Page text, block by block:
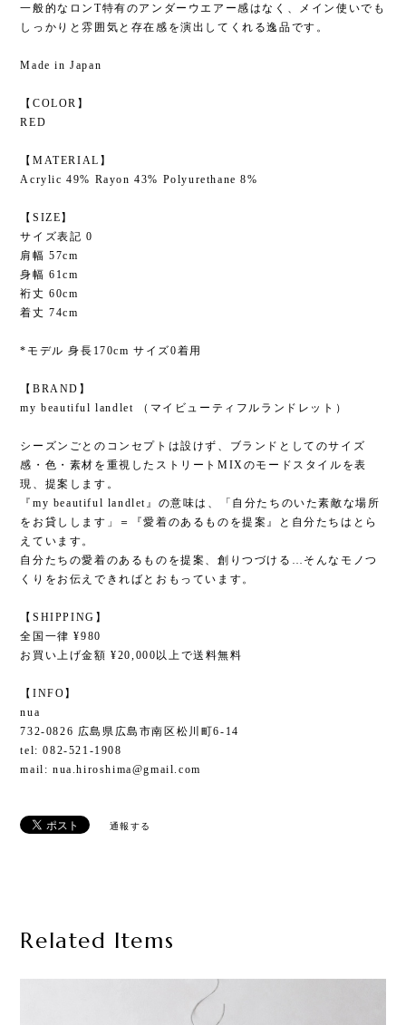
一般的なロンT特有のアンダーウエアー感はなく、メイン使いでも
しっかりと雰囲気と存在感を演出してくれる逸品です。
Made in Japan
【COLOR】
RED
【MATERIAL】
Acrylic 49% Rayon 43% Polyurethane 8%
【SIZE】
サイズ表記 0
肩幅 57cm
身幅 61cm
裄丈 60cm
着丈 74cm
*モデル 身長170cm サイズ0着用
【BRAND】
my beautiful landlet （マイビューティフルランドレット）
シーズンごとのコンセプトは設けず、ブランドとしてのサイズ
感・色・素材を重視したストリートMIXのモードスタイルを表
現、提案します。
『my beautiful landlet』の意味は、「自分たちのいた素敵な場所
をお貸しします」＝『愛着のあるものを提案』と自分たちはとら
えています。
自分たちの愛着のあるものを提案、創りつづける…そんなモノつ
くりをお伝えできればとおもっています。
【SHIPPING】
全国一律 ¥980
お買い上げ金額 ¥20,000以上で送料無料
【INFO】
nua
732-0826 広島県広島市南区松川町6-14
tel: 082-521-1908
mail: nua.hiroshima@gmail.com
通報する
Related Items